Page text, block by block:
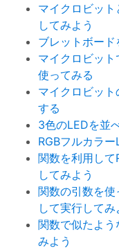
マイクロビッ
してみよう
ブレットボード
マイクロビッ
使ってみる
マイクロビッ
する
3色のLEDを並
RGBフルカラ
関数を利用して
してみよう
関数の引数を
して実行してみ
関数で似たよ
みよう